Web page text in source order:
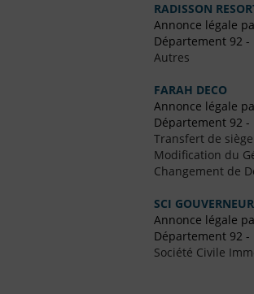
RADISSON
Annonce légale
Département 92 -
Autres
FARAH DECO
Annonce légale
Département 92 -
Transfert de
Modification du
Changement de
SCI
Annonce légale
Département 92 -
Société Civile